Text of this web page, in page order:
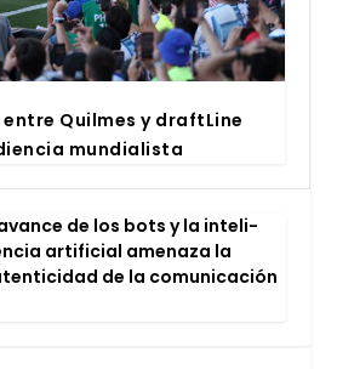
Quil­mes y draftLi­ne
mun­dia­lis­ta
de los bots y la inte­li­
arti­fi­cial ame­na­za la
de la comu­ni­ca­ción